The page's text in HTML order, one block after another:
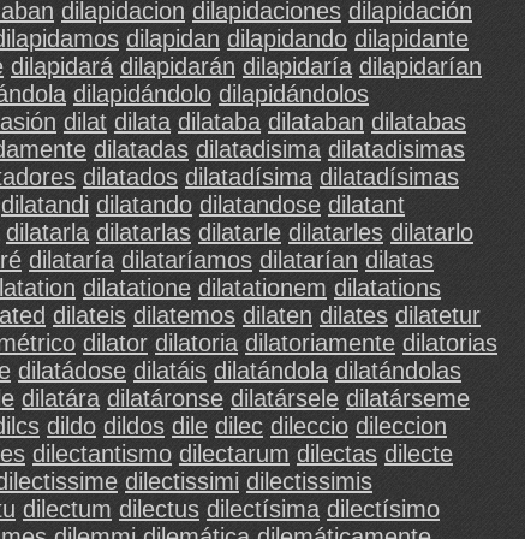
dilapidacion dilapidaciones dilapidación
dilapidan dilapidando dilapidante
dilapidará dilapidarán dilapidaría dilapidarían
dilapidándolo dilapidándolos
dilat dilata dilataba dilataban dilatabas
dilatadas dilatadisima dilatadisimas
dilatados dilatadísima dilatadísimas
dilatandi dilatando dilatandose dilatant
dilatarla dilatarlas dilatarle dilatarles dilatarlo
dilataría dilataríamos dilatarían dilatas
dilatatione dilatationem dilatations
dilateis dilatemos dilaten dilates dilatetur
dilator dilatoria dilatoriamente dilatorias
dilatádose dilatáis dilatándola dilatándolas
dilatára dilatáronse dilatársele dilatárseme
dildo dildos dile dilec dileccio dileccion
dilectantismo dilectarum dilectas dilecte
dilectissimi dilectissimis
dilectum dilectus dilectísima dilectísimo